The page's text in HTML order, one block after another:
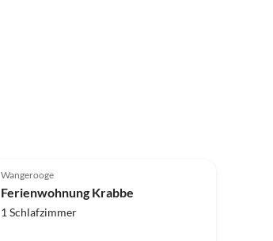
Wangerooge
Ferienwohnung Krabbe
1 Schlafzimmer